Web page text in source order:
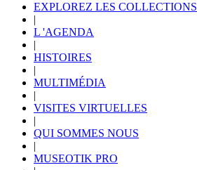
EXPLOREZ LES COLLECTIONS
|
L 'AGENDA
|
HISTOIRES
|
MULTIMÉDIA
|
VISITES VIRTUELLES
|
QUI SOMMES NOUS
|
MUSEOTIK PRO